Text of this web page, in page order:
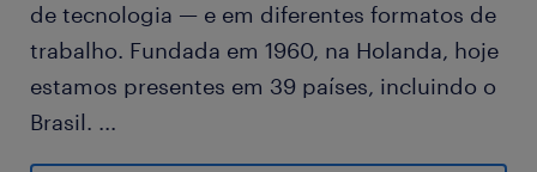
de tecnologia — e em diferentes formatos de
trabalho. Fundada em 1960, na Holanda, hoje
estamos presentes em 39 países, incluindo o
Brasil. ...
Nosso parceiro é um líder global em soluções